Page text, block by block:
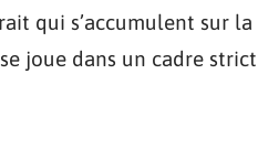
qui s’accumulent sur la
joue dans un cadre strict